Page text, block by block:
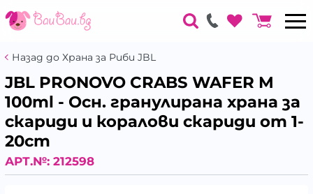
Назад до Храна за Риби JBL
JBL PRONOVO CRABS WAFER M
100ml - Осн. гранулирана храна за
скариди и коралови скариди от 1-
20cm
АРТ.№: 212598